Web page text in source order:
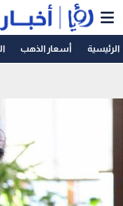
الرئيسية أسعار الذهب